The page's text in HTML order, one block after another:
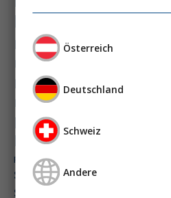
leberzirrhose
masld metabolische
multiples myelom
nephro-news
niereninsuffizienz
peg-
perioperative
pisces-studie
schluckstörung
septischer schock
Österreich
Deutschland
Schweiz
Andere